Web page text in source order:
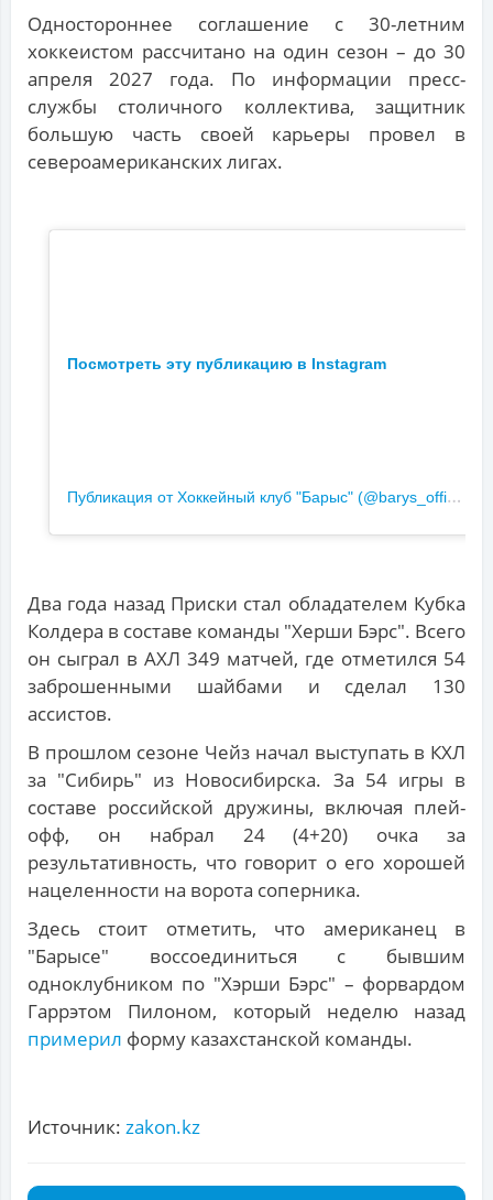
Одностороннее соглашение с 30-летним
хоккеистом рассчитано на один сезон – до 30
апреля 2027 года. По информации пресс-
службы столичного коллектива, защитник
большую часть своей карьеры провел в
североамериканских лигах.
Посмотреть эту публикацию в Instagram
П
убликация от Хоккейный клуб "Барыс" (@barys_official)
Два года назад Приски стал обладателем Кубка
Колдера в составе команды "Херши Бэрс". Всего
он сыграл в АХЛ 349 матчей, где отметился 54
заброшенными шайбами и сделал 130
ассистов.
В прошлом сезоне Чейз начал выступать в КХЛ
за "Сибирь" из Новосибирска. За 54 игры в
составе российской дружины, включая плей-
офф, он набрал 24 (4+20) очка за
результативность, что говорит о его хорошей
нацеленности на ворота соперника.
Здесь стоит отметить, что американец в
"Барысе" воссоединиться с бывшим
одноклубником по "Хэрши Бэрс" – форвардом
Гаррэтом Пилоном, который неделю назад
примерил форму казахстанской команды.
Источник: zakon.kz